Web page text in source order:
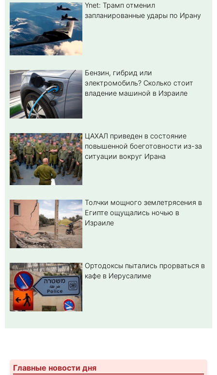
Ynet: Трамп отменил
запланированные удары по Ирану
Бензин, гибрид или
электромобиль? Cколько стоит
владение машиной в Израиле
ЦАХАЛ приведен в состояние
повышенной боеготовности из-за
ситуации вокруг Ирана
Толчки мощного землетрясения в
Египте ощущались ночью в
Израиле
Ортодоксы пытались прорваться в
кафе в Иерусалиме
Главные новости дня